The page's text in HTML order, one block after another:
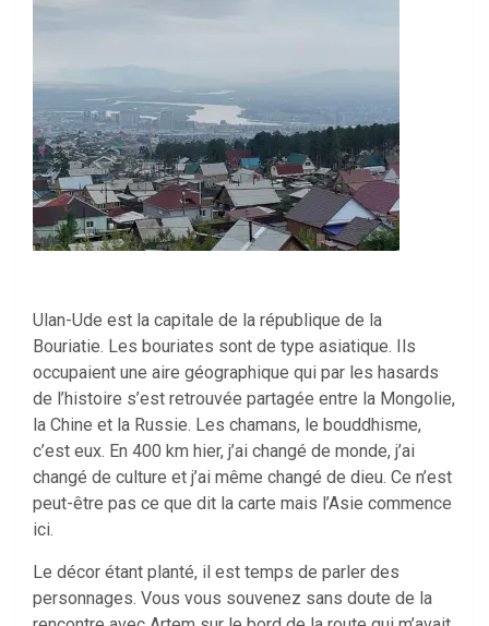
Ulan-Ude est la capitale de la république de la
Bouriatie. Les bouriates sont de type asiatique. Ils
occupaient une aire géographique qui par les hasards
de l’histoire s’est retrouvée partagée entre la Mongolie,
la Chine et la Russie. Les chamans, le bouddhisme,
c’est eux. En 400 km hier, j’ai changé de monde, j’ai
changé de culture et j’ai même changé de dieu. Ce n’est
peut-être pas ce que dit la carte mais l’Asie commence
ici.
Le décor étant planté, il est temps de parler des
personnages. Vous vous souvenez sans doute de la